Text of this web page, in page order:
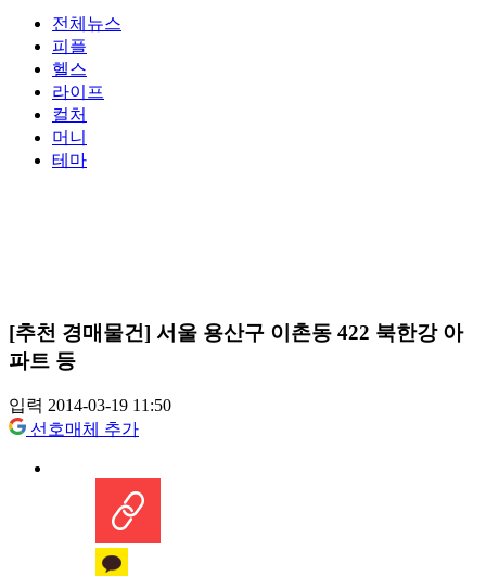
전체뉴스
피플
헬스
라이프
컬처
머니
테마
[추천 경매물건] 서울 용산구 이촌동 422 북한강 아
파트 등
입력 2014-03-19 11:50
선호매체 추가